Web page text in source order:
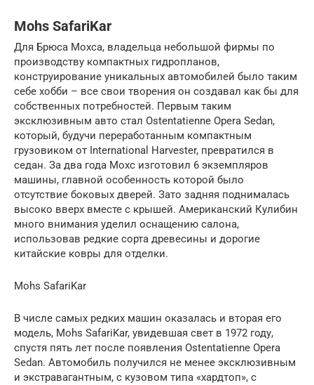
Mohs SafariKar
Для Брюса Мохса, владельца небольшой фирмы по
производству компактных гидропланов,
конструирование уникальных автомобилей было таким
себе хобби – все свои творения он создавал как бы для
собственных потребностей. Первым таким
эксклюзивным авто стал Ostentatienne Opera Sedan,
который, будучи переработанным компактным
грузовиком от International Harvester, превратился в
седан. За два года Мохс изготовил 6 экземпляров
машины, главной особенность которой было
отсутствие боковых дверей. Зато задняя поднималась
высоко вверх вместе с крышей. Американский Кулибин
много внимания уделил оснащению салона,
использовав редкие сорта древесины и дорогие
китайские ковры для отделки.
Mohs SafariKar
В числе самых редких машин оказалась и вторая его
модель, Mohs SafariKar, увидевшая свет в 1972 году,
спустя пять лет после появления Ostentatienne Opera
Sedan. Автомобиль получился не менее эксклюзивным
и экстравагантным, с кузовом типа «хардтоп», с